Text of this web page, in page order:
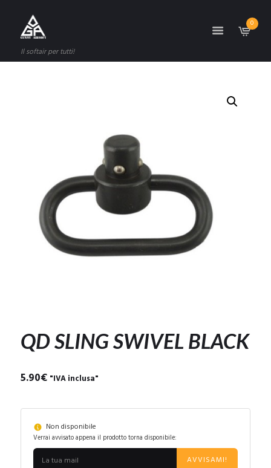
Il softair per tutti!
0
QD SLING SWIVEL BLACK
5.90€ "IVA inclusa"
Non disponibile
Verrai avvisato appena il prodotto torna disponibile:
AVVISAMI!